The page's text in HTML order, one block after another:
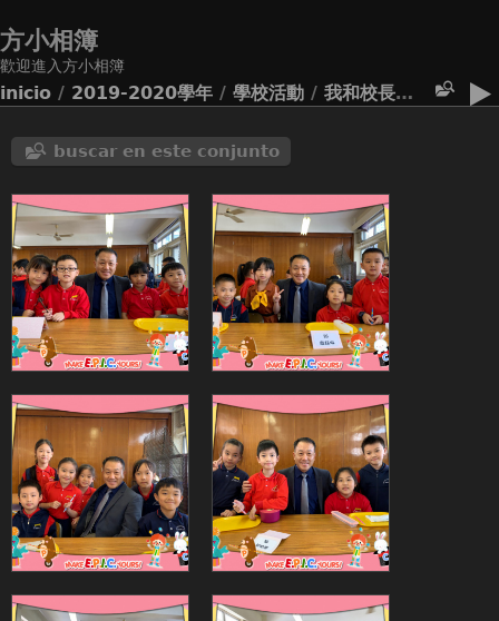
方小相簿
歡迎進入方小相簿
inicio / 2019-2020學年 / 學校活動 / 我和校長有個約會
buscar en este conjunto